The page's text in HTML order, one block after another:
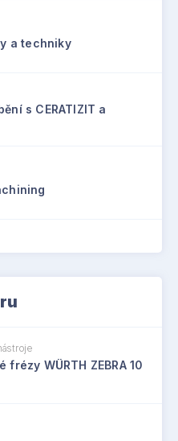
a techniky
s CERATIZIT a
frézy WÜRTH ZEBRA 10